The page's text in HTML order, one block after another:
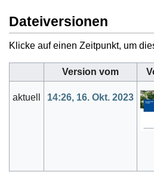
Dateiversionen
Klicke auf einen Zeitpunkt, um
Version vom
aktuell 14:26, 16. Okt. 2023